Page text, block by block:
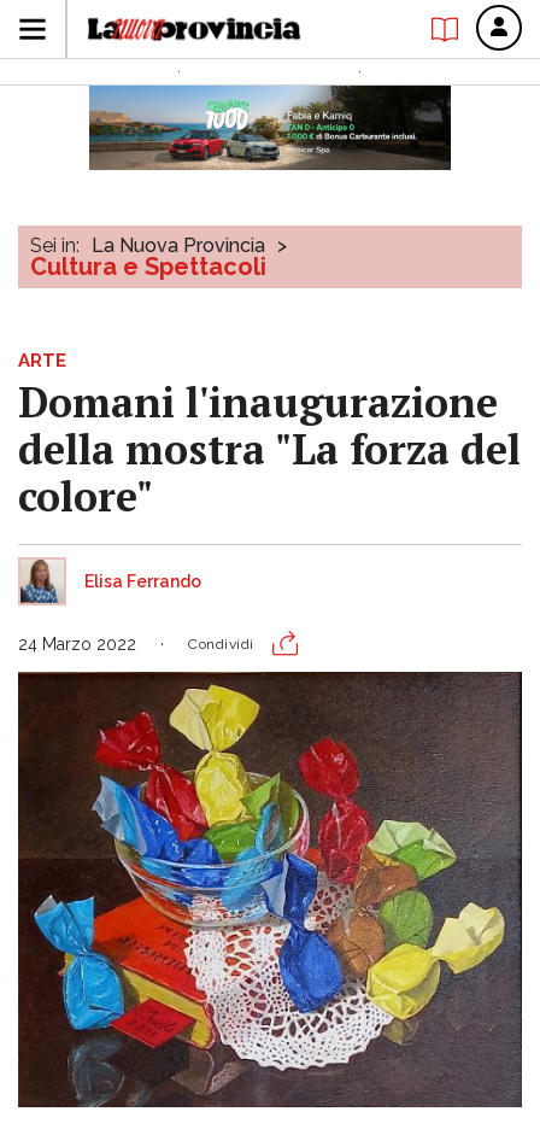
Sei in: La Nuova Provincia >
Cultura e Spettacoli
ARTE
Domani l'inaugurazione
della mostra "La forza del
colore"
Elisa Ferrando
24 Marzo 2022 Condividi